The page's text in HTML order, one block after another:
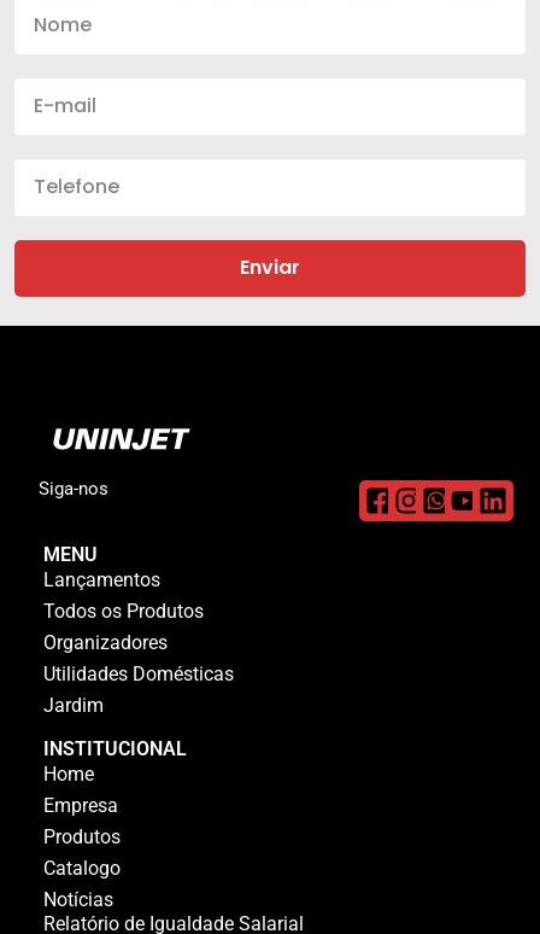
Enviar
Siga-nos
MENU
Lançamentos
Todos os Produtos
Organizadores
Utilidades Domésticas
Jardim
INSTITUCIONAL
Home
Empresa
Produtos
Catalogo
Notícias
Relatório de Igualdade Salarial